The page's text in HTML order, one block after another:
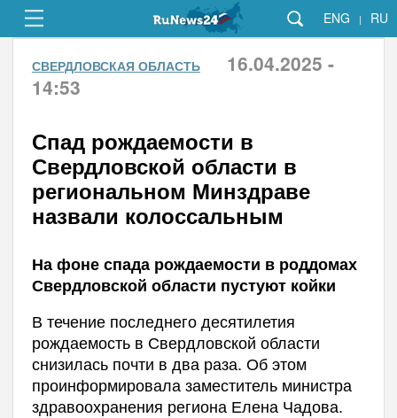
ENG | RU
СВЕРДЛОВСКАЯ ОБЛАСТЬ
16.04.2025 -
14:53
Спад рождаемости в
Свердловской области в
региональном Минздраве
назвали колоссальным
На фоне спада рождаемости в роддомах
Свердловской области пустуют койки
В течение последнего десятилетия
рождаемость в Свердловской области
снизилась почти в два раза. Об этом
проинформировала заместитель министра
здравоохранения региона Елена Чадова.